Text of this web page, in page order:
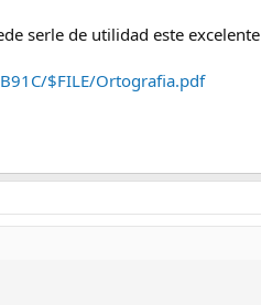
serle de utilidad este
$FILE/Ortografia.pdf